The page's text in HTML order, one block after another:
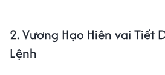
2. Vương Hạo Hiên vai Tiết
Lệnh